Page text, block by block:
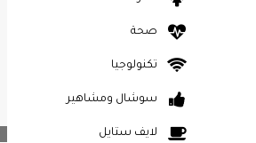
صحة
تكنولوجيا
سوشال ومشاهير
لايف ستايل